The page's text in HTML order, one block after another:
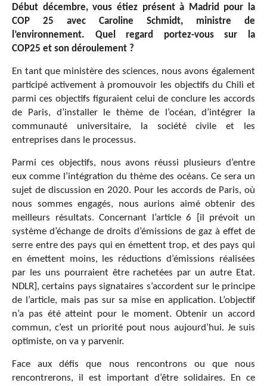
Début décembre, vous étiez présent à Madrid pour la
COP 25 avec Caroline Schmidt, ministre de
l’environnement. Quel regard portez-vous sur la
COP25 et son déroulement ?
En tant que ministère des sciences, nous avons également
participé activement à promouvoir les objectifs du Chili et
parmi ces objectifs figuraient celui de conclure les accords
de Paris, d’installer le thème de l’océan, d’intégrer la
communauté universitaire, la société civile et les
entreprises dans le processus.
Parmi ces objectifs, nous avons réussi plusieurs d’entre
eux comme l’intégration du thème des océans. Ce sera un
sujet de discussion en 2020. Pour les accords de Paris, où
nous sommes engagés, nous aurions aimé obtenir des
meilleurs résultats. Concernant l’article 6 [il prévoit un
système d’échange de droits d’émissions de gaz à effet de
serre entre des pays qui en émettent trop, et des pays qui
en émettent moins, les réductions d’émissions réalisées
par les uns pourraient être rachetées par un autre Etat.
NDLR], certains pays signataires s’accordent sur le principe
de l’article, mais pas sur sa mise en application. L’objectif
n’a pas été atteint pour le moment. Obtenir un accord
commun, c’est un priorité pout nous aujourd’hui. Je suis
optimiste, on va y parvenir.
Face aux défis que nous rencontrons ou que nous
rencontrerons, il est important d’être solidaires. En ce